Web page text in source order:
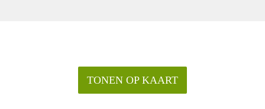
TONEN OP KAART